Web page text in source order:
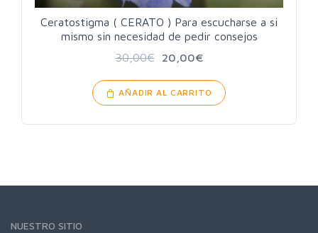
Ceratostigma ( CERATO ) Para escucharse a si
mismo sin necesidad de pedir consejos
30,00€ 20,00€
AÑADIR AL CARRITO
NUESTRO SITIO